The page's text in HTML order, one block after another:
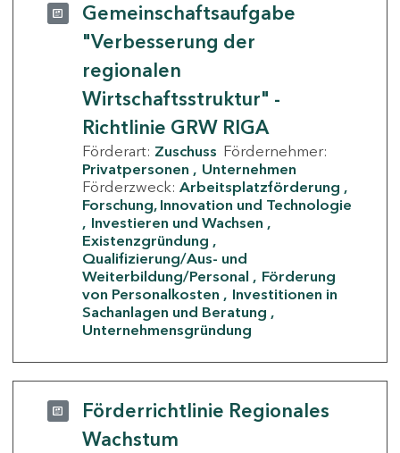
Gemeinschaftsaufgabe
"Verbesserung der
regionalen
Wirtschaftsstruktur" -
Richtlinie GRW RIGA
Förderart: Zuschuss Fördernehmer:
Privatpersonen
Unternehmen
Förderzweck: Arbeitsplatzförderung
Forschung, Innovation und Technologie
Investieren und Wachsen
Existenzgründung
Qualifizierung/Aus- und
Weiterbildung/Personal
Förderung
von Personalkosten
Investitionen in
Sachanlagen und Beratung
Unternehmensgründung
Förderrichtlinie Regionales
Wachstum